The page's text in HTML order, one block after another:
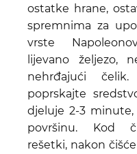
ostatke hrane,
spremnima za
vrste
lijevano željezo,
nehrđajući
poprskajte
djeluje 2-3
površinu. Kod
rešetki, nakon